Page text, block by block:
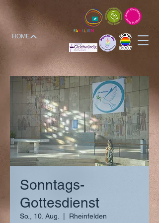
HOME
Sonntags-
Gottesdienst
So., 10. Aug. Rheinfelden